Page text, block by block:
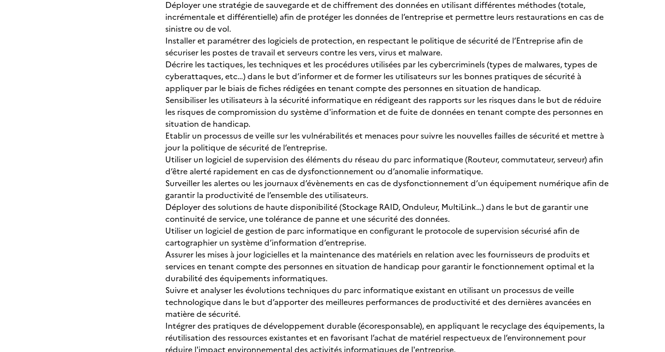
Déployer une stratégie de sauvegarde et de chiffrement des données en utilisant différentes méthodes (totale,
incrémentale et différentielle) afin de protéger les données de l’entreprise et permettre leurs restaurations en cas de
sinistre ou de vol.
Installer et paramétrer des logiciels de protection, en respectant le politique de sécurité de l’Entreprise afin de
sécuriser les postes de travail et serveurs contre les vers, virus et malware.
Décrire les tactiques, les techniques et les procédures utilisées par les cybercriminels (types de malwares, types de
cyberattaques, etc…) dans le but d’informer et de former les utilisateurs sur les bonnes pratiques de sécurité à
appliquer par le biais de fiches rédigées en tenant compte des personnes en situation de handicap.
Sensibiliser les utilisateurs à la sécurité informatique en rédigeant des rapports sur les risques dans le but de réduire
les risques de compromission du système d'information et de fuite de données en tenant compte des personnes en
situation de handicap.
Etablir un processus de veille sur les vulnérabilités et menaces pour suivre les nouvelles failles de sécurité et mettre à
jour la politique de sécurité de l’entreprise.
Utiliser un logiciel de supervision des éléments du réseau du parc informatique (Routeur, commutateur, serveur) afin
d’être alerté rapidement en cas de dysfonctionnement ou d’anomalie informatique.
Surveiller les alertes ou les journaux d’évènements en cas de dysfonctionnement d’un équipement numérique afin de
garantir la productivité de l’ensemble des utilisateurs.
Déployer des solutions de haute disponibilité (Stockage RAID, Onduleur, MultiLink…) dans le but de garantir une
continuité de service, une tolérance de panne et une sécurité des données.
Utiliser un logiciel de gestion de parc informatique en configurant le protocole de supervision sécurisé afin de
cartographier un système d’information d’entreprise.
Assurer les mises à jour logicielles et la maintenance des matériels en relation avec les fournisseurs de produits et
services en tenant compte des personnes en situation de handicap pour garantir le fonctionnement optimal et la
durabilité des équipements informatiques.
Suivre et analyser les évolutions techniques du parc informatique existant en utilisant un processus de veille
technologique dans le but d’apporter des meilleures performances de productivité et des dernières avancées en
matière de sécurité.
Intégrer des pratiques de développement durable (écoresponsable), en appliquant le recyclage des équipements, la
réutilisation des ressources existantes et en favorisant l’achat de matériel respectueux de l’environnement pour
réduire l'impact environnemental des activités informatiques de l'entreprise.